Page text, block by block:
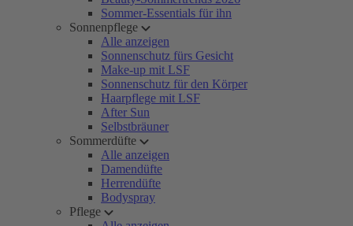
Sommer-Essentials für ihn
Sonnenpflege
Alle anzeigen
Sonnenschutz fürs Gesicht
Make-up mit LSF
Sonnenschutz für den Körper
Haarpflege mit LSF
After Sun
Selbstbräuner
Sommerdüfte
Alle anzeigen
Damendüfte
Herrendüfte
Bodyspray
Pflege